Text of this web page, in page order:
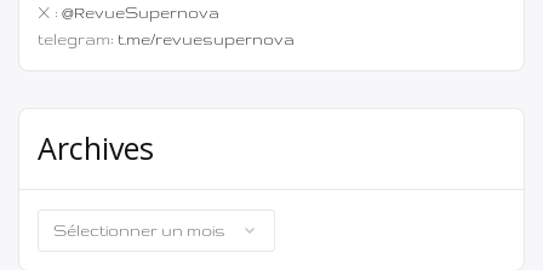
X : @RevueSupernova
telegram: t.me/revuesupernova
Archives